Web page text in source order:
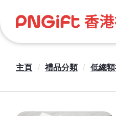
主頁 / 禮品分類 / 低總